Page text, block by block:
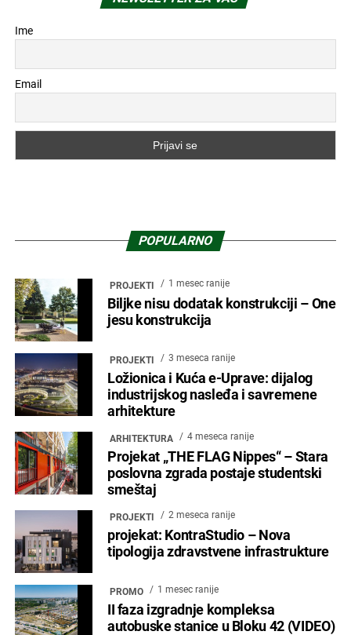
Ime
Email
POPULARNO
PROJEKTI 1 mesec ranije
Biljke nisu dodatak konstrukciji – One
jesu konstrukcija
PROJEKTI 3 meseca ranije
Ložionica i Kuća e-Uprave: dijalog
industrijskog nasleđa i savremene
arhitekture
ARHITEKTURA 4 meseca ranije
Projekat „THE FLAG Nippes“ – Stara
poslovna zgrada postaje studentski
smeštaj
PROJEKTI 2 meseca ranije
projekat: KontraStudio – Nova
tipologija zdravstvene infrastrukture
PROMO 1 mesec ranije
II faza izgradnje kompleksa
autobuske stanice u Bloku 42 (VIDEO)